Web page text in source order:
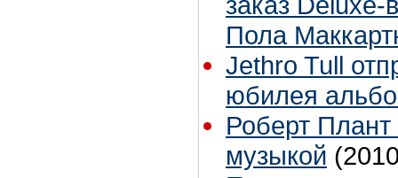
Пола
Jethro Tull
юбилея
Роберт Плант
музыкой